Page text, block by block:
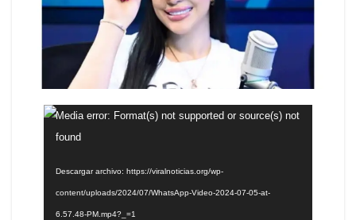
Reproductor
de
Media error: Format(s) not supported or source(s) not
found
Descargar archivo: https://viralnoticias.org/wp-
content/uploads/2024/07/WhatsApp-Video-2024-07-05-at-
6.57.48-PM.mp4?_=1